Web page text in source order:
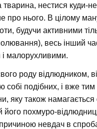
нестися куди-
про нього. В цілому
будучи активними
весь інший
малорухливими.
роду відлюдником,
собі подібних, і вже
яку також намагається
його похмуро-
причиною невдач в